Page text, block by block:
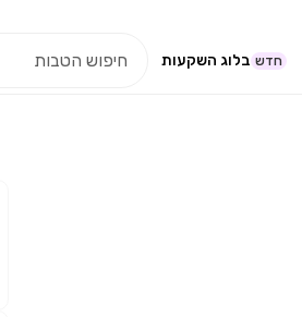
בלוג השקעות חדש